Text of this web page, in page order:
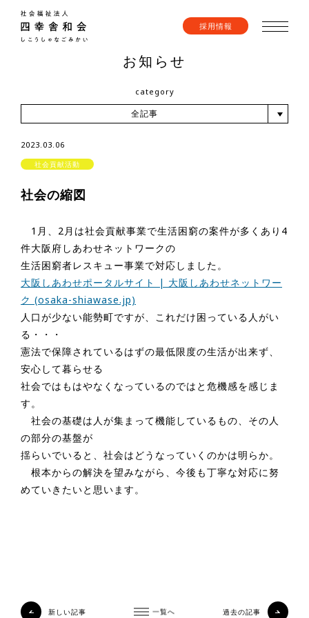
採用情報
お知らせ
category
全記事
2023.03.06
社会貢献活動
社会の縮図
1月、2月は社会貢献事業で生活困窮の案件が多くあり4
件大阪府しあわせネットワークの
生活困窮者レスキュー事業で対応しました。
大阪しあわせポータルサイト | 大阪しあわせネットワー
ク (osaka-shiawase.jp)
人口が少ない能勢町ですが、これだけ困っている人がい
る・・・
憲法で保障されているはずの最低限度の生活が出来ず、
安心して暮らせる
社会ではもはやなくなっているのではと危機感を感じま
す。
社会の基礎は人が集まって機能しているもの、その人
の部分の基盤が
揺らいでいると、社会はどうなっていくのかは明らか。
根本からの解決を望みながら、今後も丁寧な対応に努
めていきたいと思います。
一覧へ
新しい記事 過去の記事